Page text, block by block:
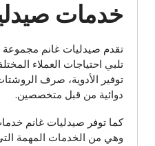
خدمات
تقدم صيدليات غانم مجموعة
تلبي احتياجات العملاء
توفير الأدوية، صرف
دوائية من قبل متخصصين.
كما توفر صيدليات غانم
وهي من الخدمات المهمة